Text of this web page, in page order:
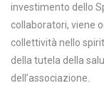
investimento dello
collaboratori, viene
collettività nello
della tutela della
dell’associazione.